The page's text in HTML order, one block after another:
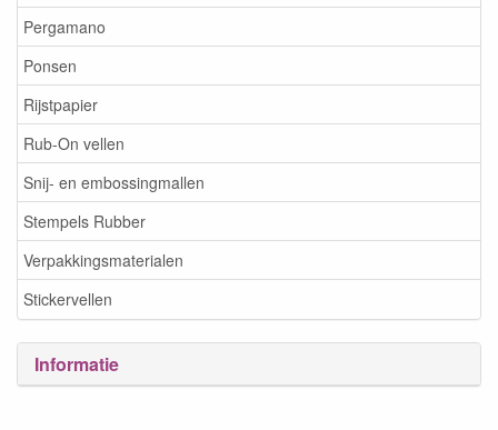
Pergamano
Ponsen
Rijstpapier
Rub-On vellen
Snij- en embossingmallen
Stempels Rubber
Verpakkingsmaterialen
Stickervellen
Informatie